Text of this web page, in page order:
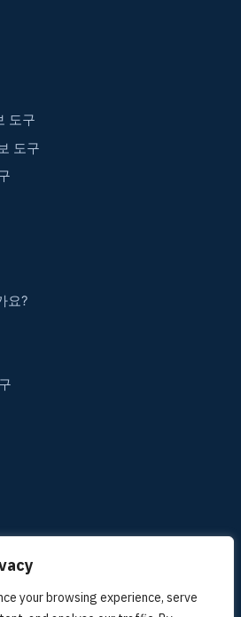
your browsing experience, serve
도구
도구
요?